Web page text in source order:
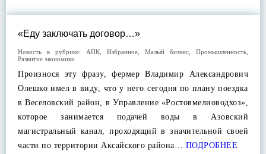
«Еду заключать договор…»
Новость в рубрике: АПК Избранное Малый бизнес Промышленность
Развитие экономики
Произнося эту фразу, фермер Владимир Александрович
Олешко имел в виду, что у него сегодня по плану поездка
в Веселовский район, в Управление «Ростовмелиоводхоз»,
которое занимается подачей воды в Азовский
магистральный канал, проходящий в значительной своей
части по территории Аксайского района… ПОДРОБНЕЕ